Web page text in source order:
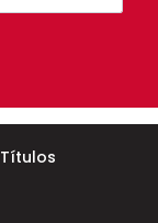
Títulos